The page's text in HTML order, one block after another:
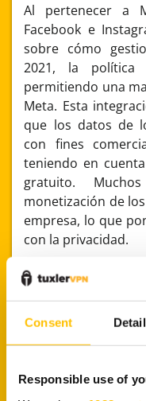
Consent
Responsible use of
Al pertenecer a
Facebook e
sobre cómo
2021, la política
permitiendo una
Meta. Esta
que los datos de
con fines
teniendo en
gratuito.
monetización de
empresa, lo que
con la privacidad.
Al igual que
cabo ataques de